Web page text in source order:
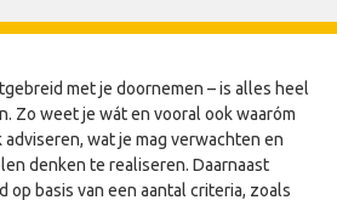
met je doornemen – is alles heel
Zo weet je wát en vooral ook waaróm
wat je mag verwachten en
denken te realiseren. Daarnaast
basis van een aantal criteria, zoals